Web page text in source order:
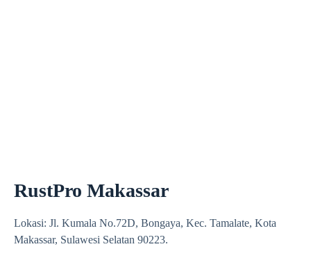
RustPro Makassar
Lokasi: Jl. Kumala No.72D, Bongaya, Kec. Tamalate, Kota
Makassar, Sulawesi Selatan 90223.